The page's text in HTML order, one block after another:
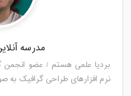
مدرسه
نرم افزارهای طراحی گرافیک به